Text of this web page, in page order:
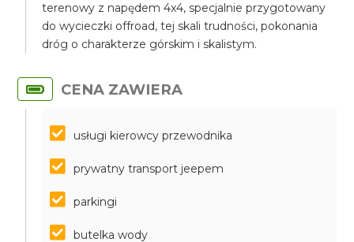
terenowy z napędem 4x4, specjalnie przygotowany
do wycieczki offroad, tej skali trudności, pokonania
dróg o charakterze górskim i skalistym.
CENA ZAWIERA
usługi kierowcy przewodnika
prywatny transport jeepem
parkingi
butelka wody